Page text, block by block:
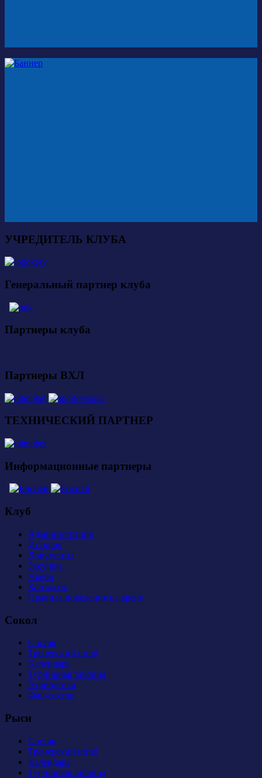
УЧРЕДИТЕЛЬ КЛУБА
Генеральный партнер клуба
Партнеры клуба
Партнеры ВХЛ
ТЕХНИЧЕСКИЙ ПАРТНЕР
Информационные партнеры
Клуб
Администрация
История
Документы
Закупки
Арена
Контакты
Правила поведения на арене
Сокол
Состав
Тренерский штаб
Календарь
Турнирная таблица
Атрибутика
Фан-сектор
Рыси
Состав
Тренерский штаб
Календарь
Турнирная таблица